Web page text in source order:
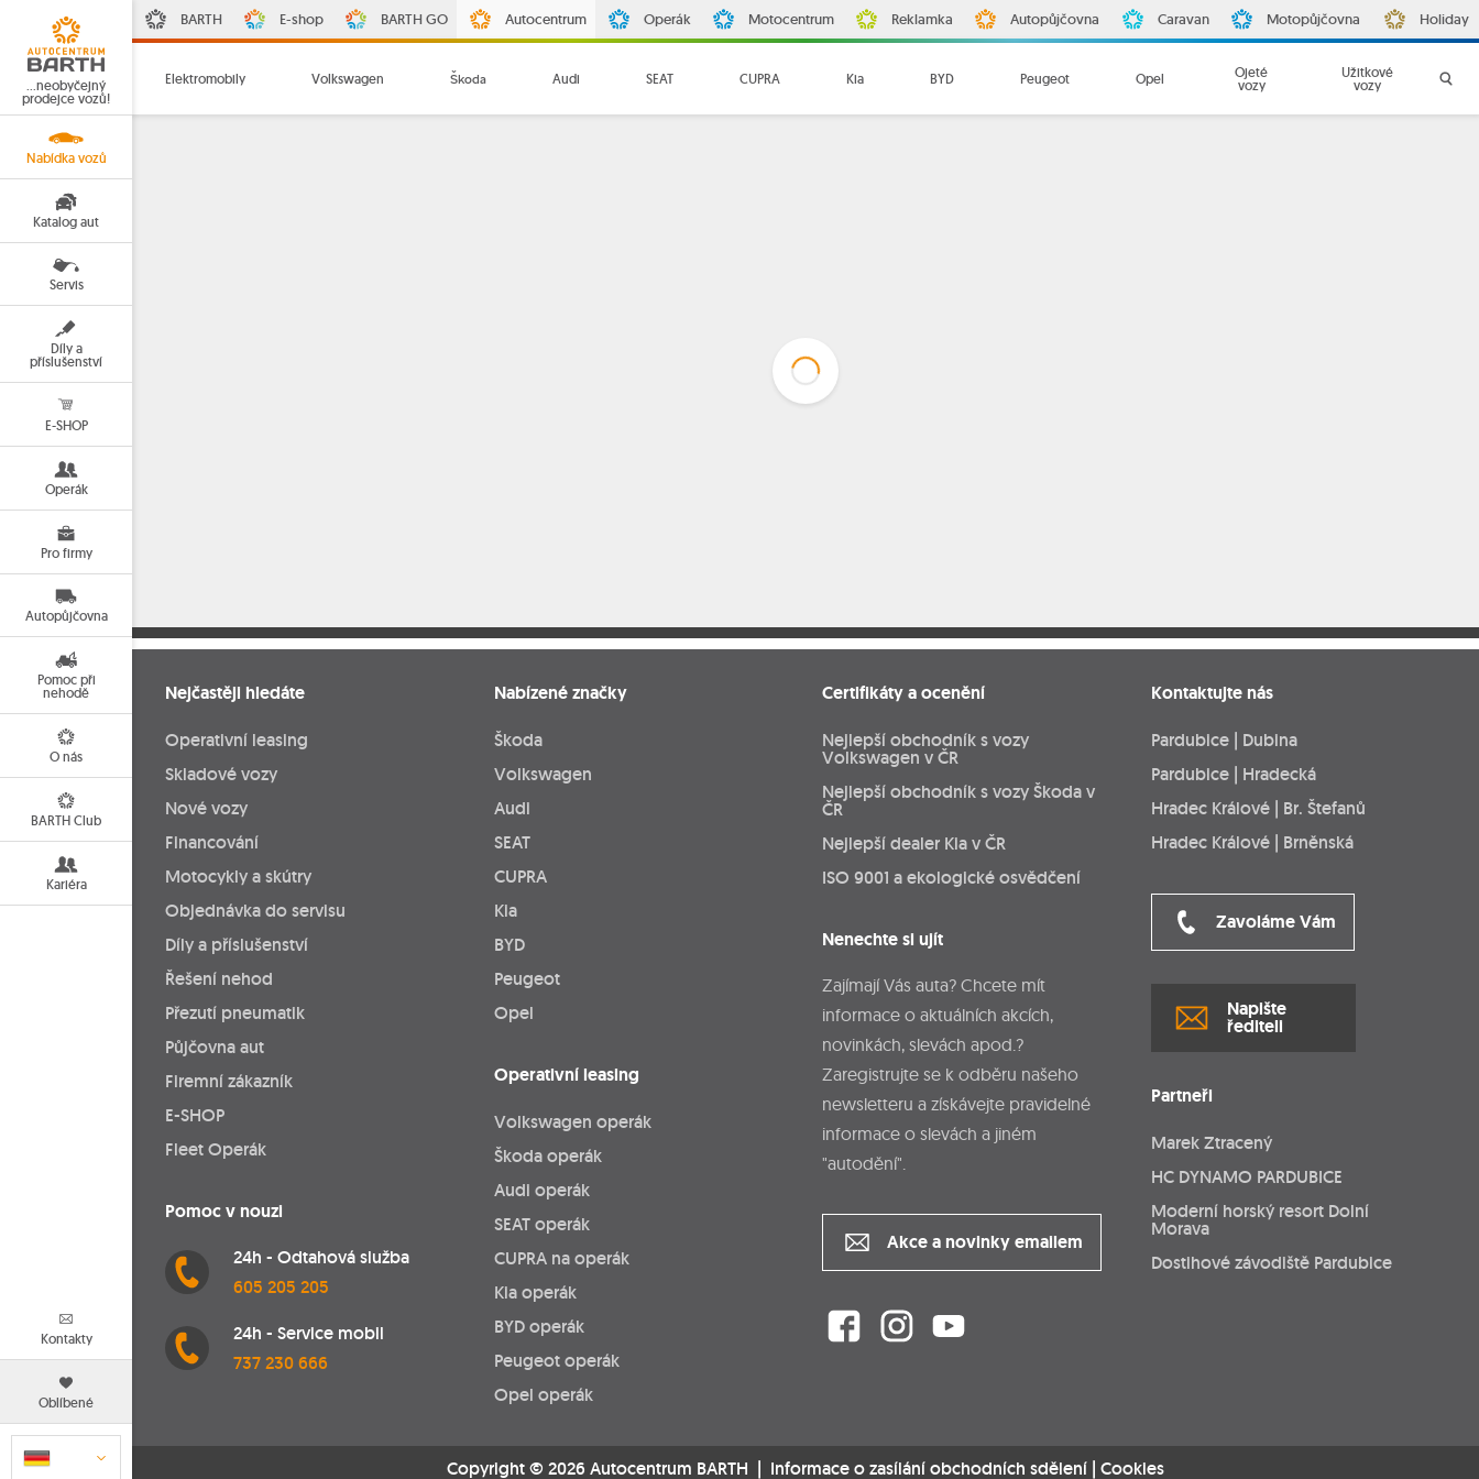
…neobyčejný
prodejce vozů!
Nabídka vozů
Katalog aut
Servis
Díly a
příslušenství
E-SHOP
Operák
Pro firmy
Autopůjčovna
Pomoc při
nehodě
O nás
BARTH Club
Kariéra
Kontakty
Oblíbené
BARTH E-shop BARTH GO Autocentrum Operák Motocentrum Reklamka Autopůjčovna Caravan Motopůjčovna Holiday
Elektromobily Volkswagen Škoda Audi SEAT CUPRA Kia BYD Peugeot Opel
Ojeté
vozy
Užitkové
vozy
Nejčastěji hledáte
Operativní leasing
Skladové vozy
Nové vozy
Financování
Motocykly a skútry
Objednávka do servisu
Díly a příslušenství
Řešení nehod
Přezutí pneumatik
Půjčovna aut
Firemní zákazník
E-SHOP
Fleet Operák
Pomoc v nouzi
24h - Odtahová služba
605 205 205
24h - Service mobil
737 230 666
Nabízené značky
Škoda
Volkswagen
Audi
SEAT
CUPRA
Kia
BYD
Peugeot
Opel
Operativní leasing
Volkswagen operák
Škoda operák
Audi operák
SEAT operák
CUPRA na operák
Kia operák
BYD operák
Peugeot operák
Opel operák
Certifikáty a ocenění
Nejlepší obchodník s vozy
Volkswagen v ČR
Nejlepší obchodník s vozy Škoda v
ČR
Nejlepší dealer Kia v ČR
ISO 9001 a ekologické osvědčení
Nenechte si ujít
Zajímají Vás auta? Chcete mít
informace o aktuálních akcích,
novinkách, slevách apod.?
Zaregistrujte se k odběru našeho
newsletteru a získávejte pravidelné
informace o slevách a jiném
"autodění".
Akce a novinky emailem
Kontaktujte nás
Pardubice | Dubina
Pardubice | Hradecká
Hradec Králové | Br. Štefanů
Hradec Králové | Brněnská
Zavoláme Vám
Napište
řediteli
Partneři
Marek Ztracený
HC DYNAMO PARDUBICE
Moderní horský resort Dolní
Morava
Dostihové závodiště Pardubice
Copyright © 2026 Autocentrum BARTH | Informace o zasílání obchodních sdělení | Cookies